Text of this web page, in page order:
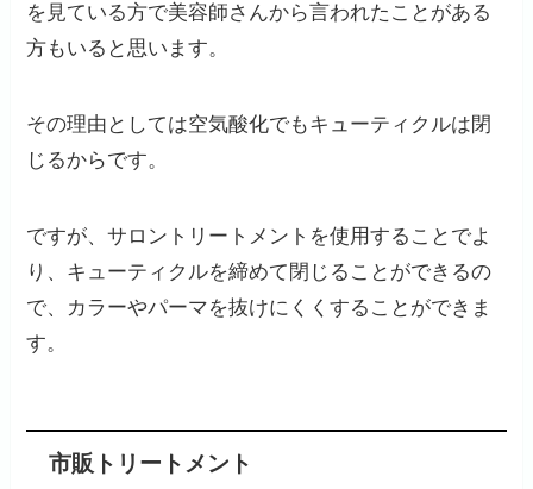
を見ている方で美容師さんから言われたことがある
方もいると思います。
その理由としては空気酸化でもキューティクルは閉
じるからです。
ですが、サロントリートメントを使用することでよ
り、キューティクルを締めて閉じることができるの
で、カラーやパーマを抜けにくくすることができま
す。
市販トリートメント